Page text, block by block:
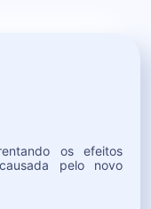
os efeitos
pelo novo